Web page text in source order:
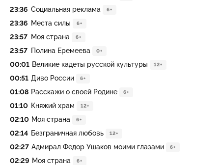
23:36 Социальная реклама 6+
23:36 Места силы 6+
23:57 Моя страна 6+
23:57 Полина Еремеева 0+
00:01 Великие кадеты русской культуры 12+
00:51 Диво России 6+
01:08 Расскажи о своей Родине 6+
01:10 Княжий храм 12+
02:10 Моя страна 6+
02:14 Безграничная любовь 12+
02:27 Адмирал Федор Ушаков моими глазами 6+
02:29 Моя страна 6+